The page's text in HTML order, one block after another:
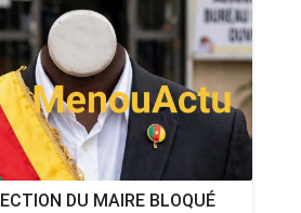
DU MAIRE BLOQUÉ